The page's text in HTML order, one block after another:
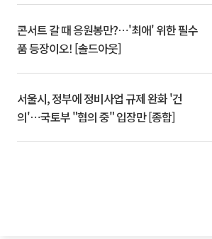
콘서트 갈 때 응원봉만?⋯'최애' 위한 필수
품 등장이오! [솔드아웃]
서울시, 정부에 정비사업 규제 완화 '건
의'⋯국토부 "협의 중" 입장만 [종합]